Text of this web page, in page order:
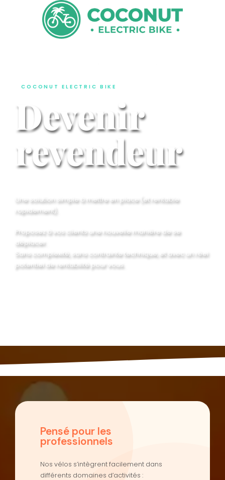
COCONUT ELECTRIC BIKE
Devenir
revendeur
Une solution simple à mettre en place (et rentable
rapidement).
Proposez à vos clients une nouvelle manière de se
déplacer.
Sans complexité, sans contrainte technique, et avec un réel
potentiel de rentabilité pour vous.
Pensé pour les
professionnels
Nos vélos s’intègrent facilement dans
différents domaines d’activités :